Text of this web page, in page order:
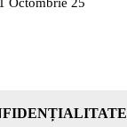
1 Octombrie 25